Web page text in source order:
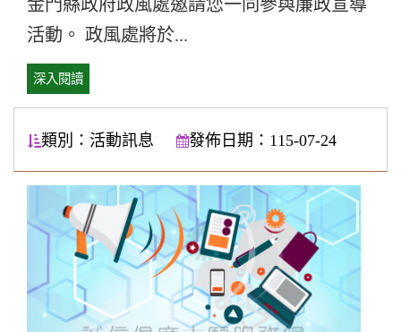
金門縣政府政風處邀請您一同參與廉政宣導
活動。 政風處將於...
深入閱讀
類別：活動訊息 發佈日期：115-07-24